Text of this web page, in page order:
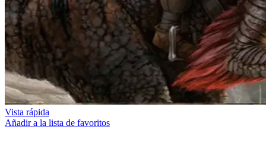
Vista rápida
Añadir a la lista de favoritos